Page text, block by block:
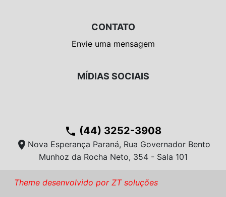
CONTATO
Envie uma mensagem
MÍDIAS SOCIAIS
phone (44) 3252-3908
location_on Nova Esperança Paraná, Rua Governador Bento
Munhoz da Rocha Neto, 354 - Sala 101
Theme desenvolvido por ZT soluções